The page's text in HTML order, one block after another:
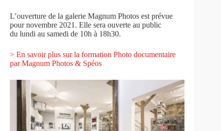
L’ouverture de la galerie Magnum Photos est prévue
pour novembre 2021. Elle sera ouverte au public
du lundi au samedi de 10h à 18h30.
> En savoir plus sur la formation Photo documentaire
par Magnum Photos & Spéos